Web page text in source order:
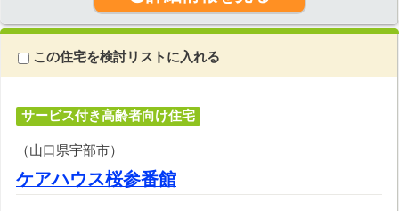
この住宅を検討リストに入れる
サービス付き高齢者向け住宅
（山口県宇部市）
ケアハウス桜参番館